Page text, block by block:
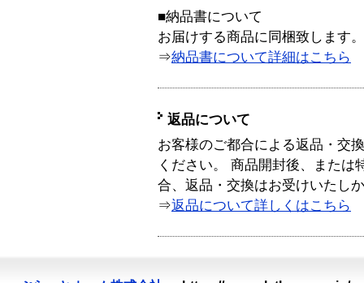
■納品書について
お届けする商品に同梱致します。
⇒納品書について詳細はこちら
返品について
お客様のご都合による返品・交
ください。 商品開封後、または
合、返品・交換はお受けいたし
⇒返品について詳しくはこちら